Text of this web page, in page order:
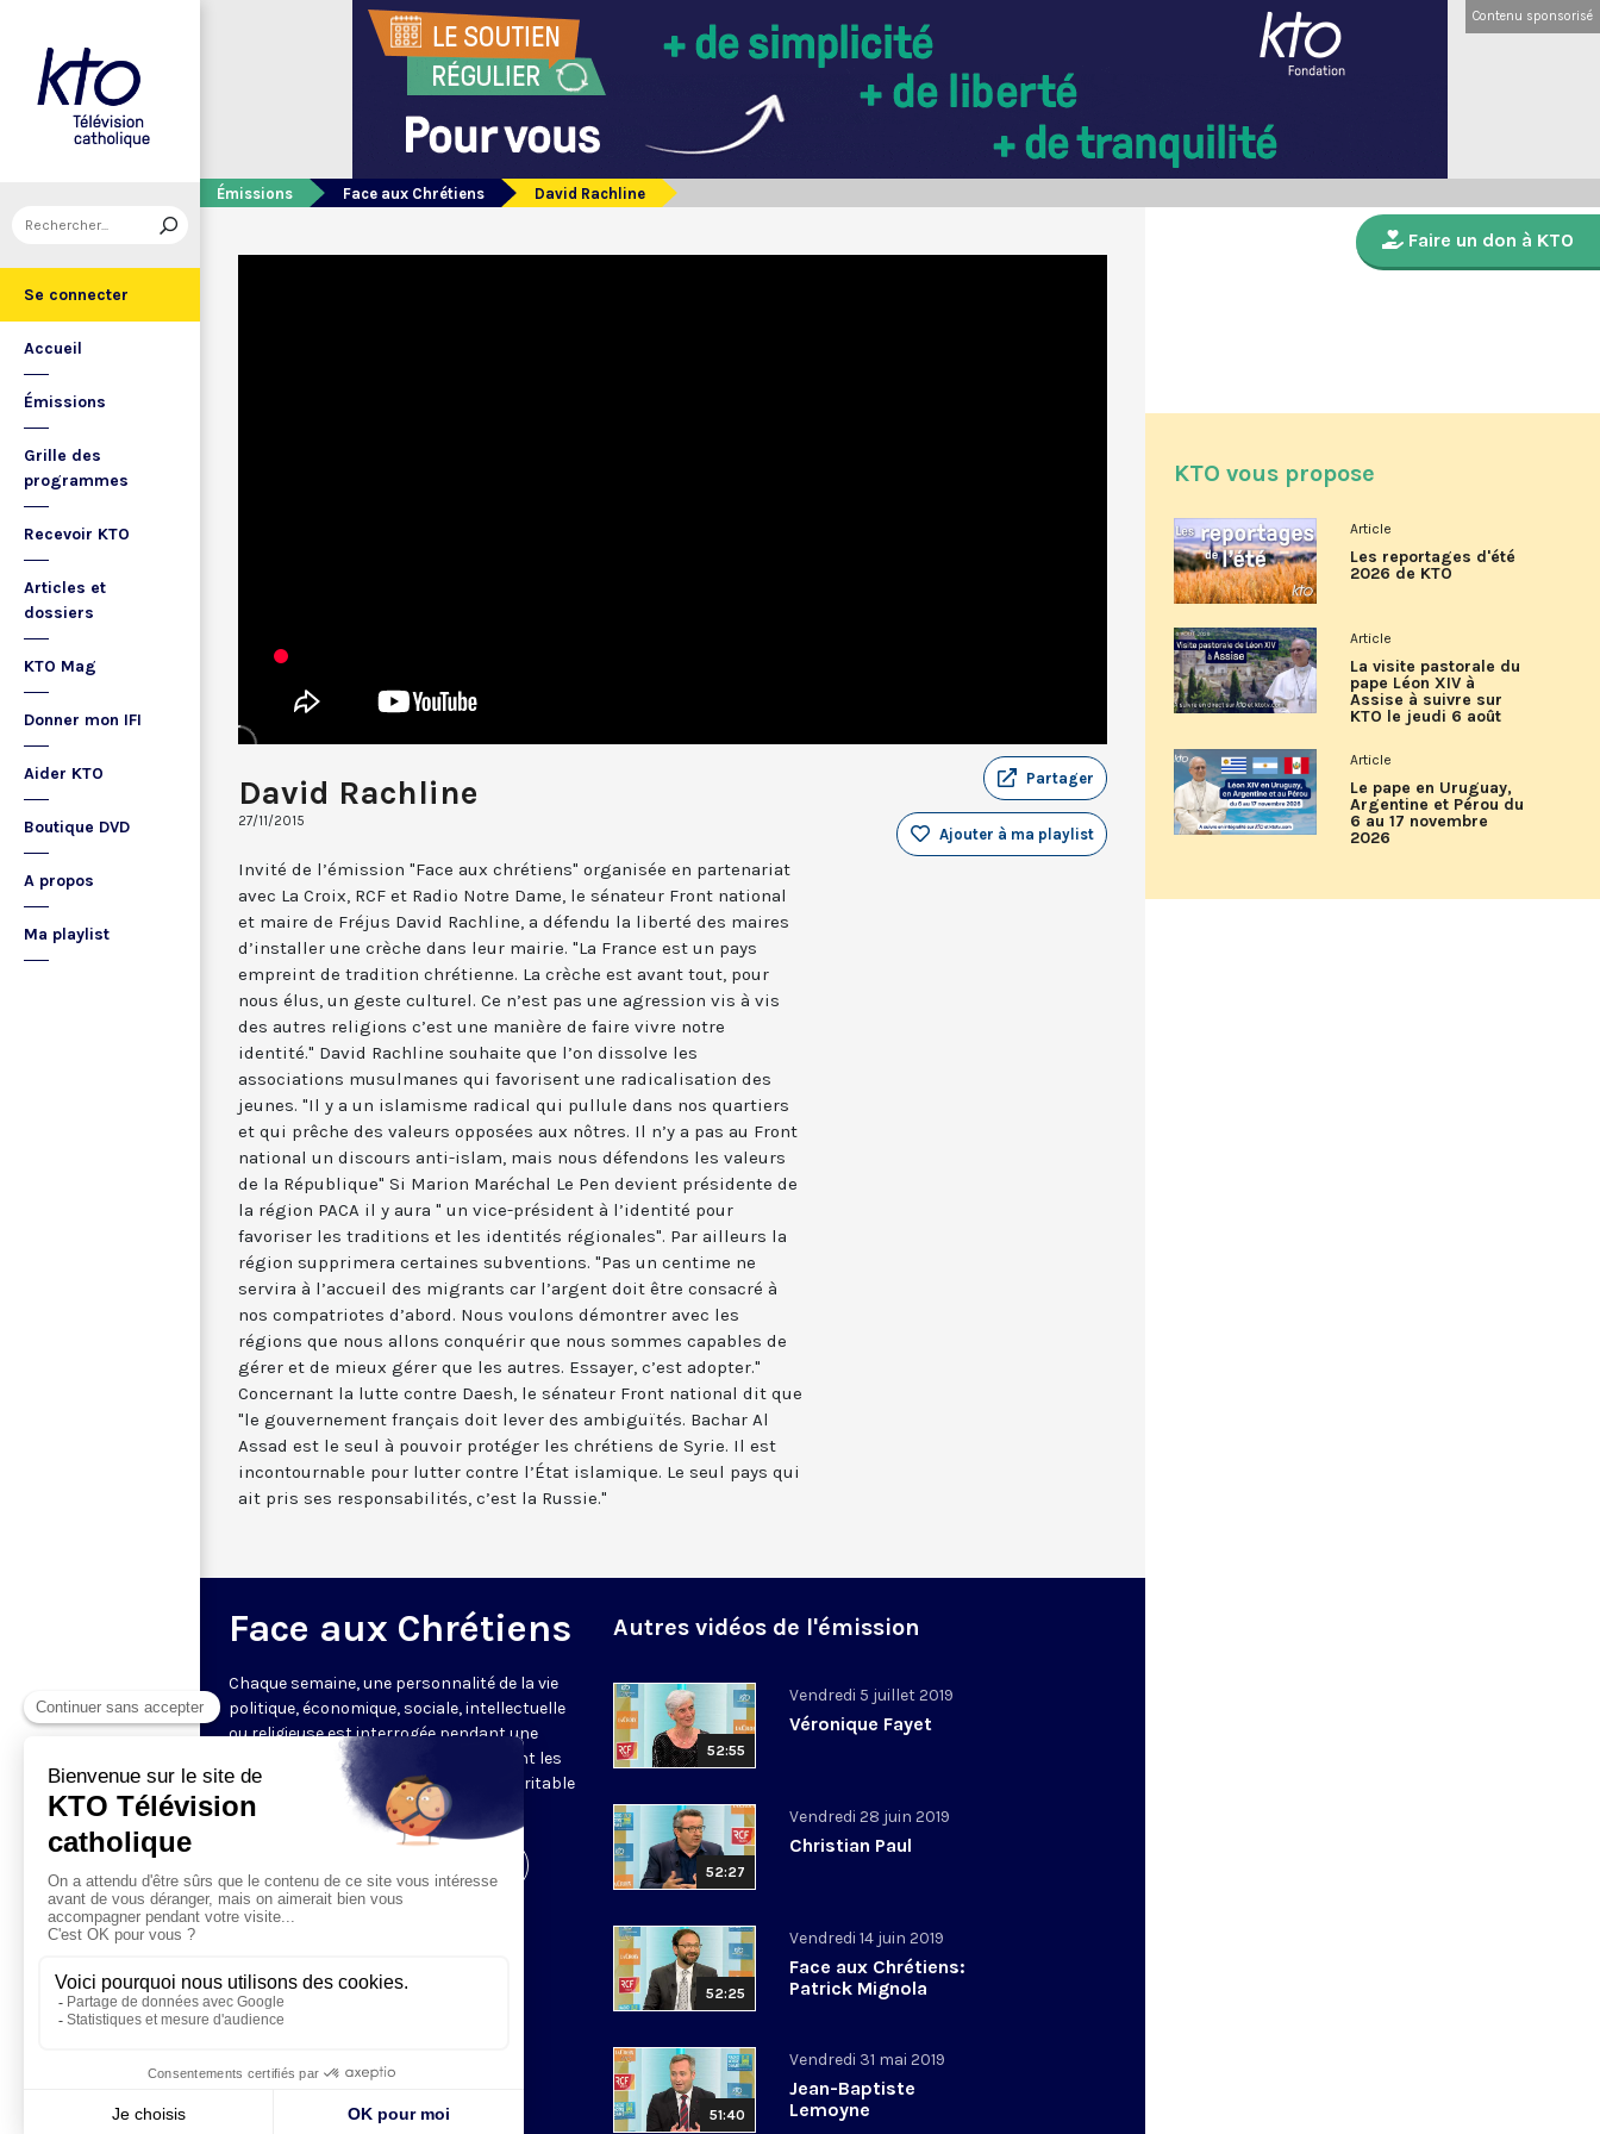
Se connecter
Accueil
Émissions
Grille des
programmes
Recevoir KTO
Articles et
dossiers
KTO Mag
Donner mon IFI
Aider KTO
Boutique DVD
A propos
Ma playlist
Contenu sponsorisé
Émissions Face aux Chrétiens David Rachline
David Rachline
27/11/2015
Partager
Ajouter à ma playlist
Invité de l’émission "Face aux chrétiens" organisée en partenariat
avec La Croix, RCF et Radio Notre Dame, le sénateur Front national
et maire de Fréjus David Rachline, a défendu la liberté des maires
d’installer une crèche dans leur mairie. "La France est un pays
empreint de tradition chrétienne. La crèche est avant tout, pour
nous élus, un geste culturel. Ce n’est pas une agression vis à vis
des autres religions c’est une manière de faire vivre notre
identité." David Rachline souhaite que l’on dissolve les
associations musulmanes qui favorisent une radicalisation des
jeunes. "Il y a un islamisme radical qui pullule dans nos quartiers
et qui prêche des valeurs opposées aux nôtres. Il n’y a pas au Front
national un discours anti-islam, mais nous défendons les valeurs
de la République" Si Marion Maréchal Le Pen devient présidente de
la région PACA il y aura " un vice-président à l’identité pour
favoriser les traditions et les identités régionales". Par ailleurs la
région supprimera certaines subventions. "Pas un centime ne
servira à l’accueil des migrants car l’argent doit être consacré à
nos compatriotes d’abord. Nous voulons démontrer avec les
régions que nous allons conquérir que nous sommes capables de
gérer et de mieux gérer que les autres. Essayer, c’est adopter."
Concernant la lutte contre Daesh, le sénateur Front national dit que
"le gouvernement français doit lever des ambiguïtés. Bachar Al
Assad est le seul à pouvoir protéger les chrétiens de Syrie. Il est
incontournable pour lutter contre l’État islamique. Le seul pays qui
ait pris ses responsabilités, c’est la Russie."
Face aux Chrétiens
Chaque semaine, une personnalité de la vie
politique, économique, sociale, intellectuelle
ou religieuse est interrogée pendant une
heure par les journalistes représentant les
rédactions partenaires, offrant une véritable
mise en perspective de l’actualité.
Autres vidéos de l'émission
52:55
Vendredi 5 juillet 2019
Véronique Fayet
52:27
Vendredi 28 juin 2019
Christian Paul
52:25
Vendredi 14 juin 2019
Face aux Chrétiens:
Patrick Mignola
51:40
Vendredi 31 mai 2019
Jean-Baptiste
Lemoyne
Faire un don à KTO
KTO vous propose
Article
Les reportages d'été
2026 de KTO
Article
La visite pastorale du
pape Léon XIV à
Assise à suivre sur
KTO le jeudi 6 août
Article
Le pape en Uruguay,
Argentine et Pérou du
6 au 17 novembre
2026